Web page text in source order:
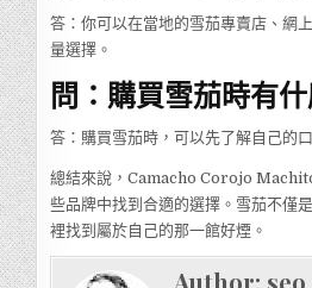
答：你可以在當地的雪茄專賣店、
量選擇。
問：購買雪茄時有
答：購買雪茄時，可以先了解自己的
總結來說，Camacho Corojo
些品牌中找到合適的選擇。雪茄不僅
裡找到屬於自己的那一館好煙。